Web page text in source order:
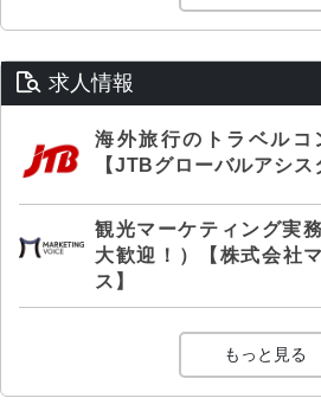
求人情報
海外旅行のトラベルコ
【JTBグローバルアシス
観光マーケティング実
大歓迎！）【株式会社
ス】
もっと見る